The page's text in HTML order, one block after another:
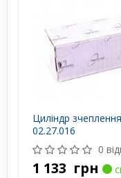
Циліндр
02.27.016
0
1 133 грн